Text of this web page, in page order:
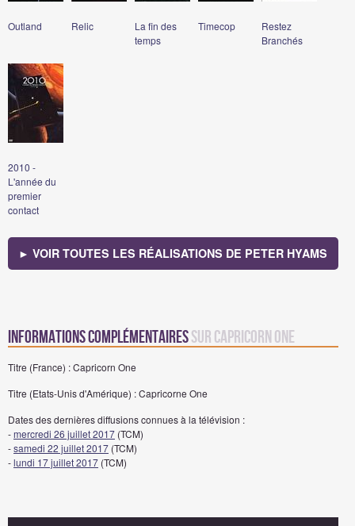
Outland Relic
La fin des
temps
Timecop
Restez
Branchés
2010 -
L'année du
premier
contact
► VOIR TOUTES LES RÉALISATIONS DE PETER HYAMS
Informations complémentairessur Capricorn One
Titre (France) : Capricorn One
Titre (Etats-Unis d'Amérique) : Capricorne One
Dates des dernières diffusions connues à la télévision :
-mercredi 26 juillet 2017 (TCM)
-samedi 22 juillet 2017 (TCM)
-lundi 17 juillet 2017 (TCM)